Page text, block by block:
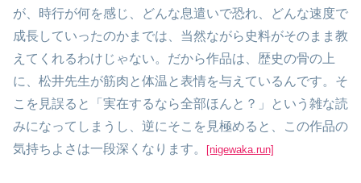
が、時行が何を感じ、どんな息遣いで恐れ、どんな速度で
成長していったのかまでは、当然ながら史料がそのまま教
えてくれるわけじゃない。だから作品は、歴史の骨の上
に、松井先生が筋肉と体温と表情を与えているんです。そ
こを見誤ると「実在するなら全部ほんと？」という雑な読
みになってしまうし、逆にそこを見極めると、この作品の
気持ちよさは一段深くなります。
[nigewaka.run]